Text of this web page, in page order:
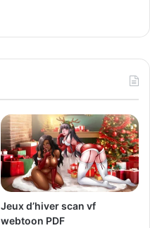
Jeux d’hiver scan vf
webtoon PDF